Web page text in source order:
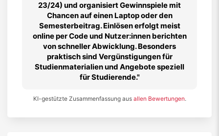
23/24) und organisiert Gewinnspiele mit
Chancen auf einen Laptop oder den
Semesterbeitrag. Einlösen erfolgt meist
online per Code und Nutzer:innen berichten
von schneller Abwicklung. Besonders
praktisch sind Vergünstigungen für
Studienmaterialien und Angebote speziell
für Studierende.
KI-gestützte Zusammenfassung aus allen Bewertungen.